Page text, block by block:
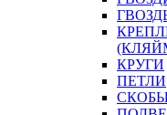
КРУГИ
ПЕТЛИ